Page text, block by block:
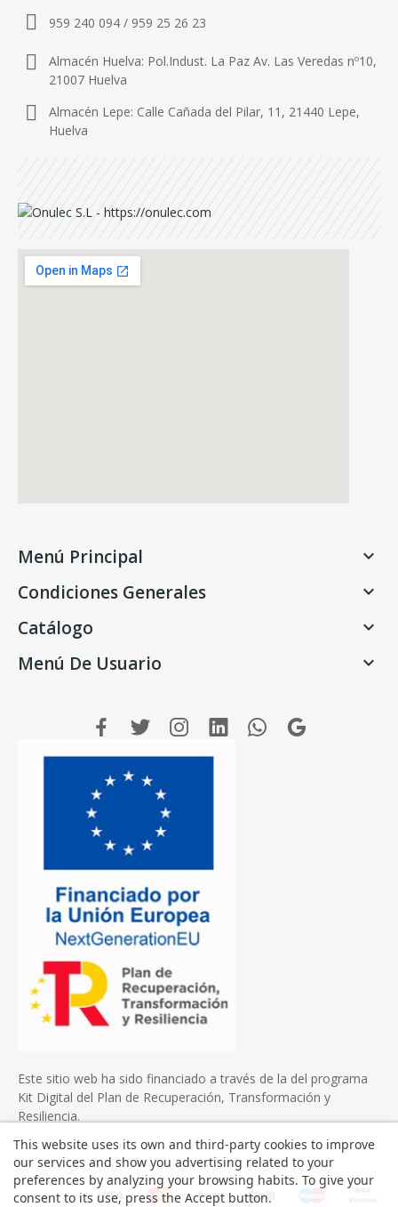
959 240 094 / 959 25 26 23
Almacén Huelva: Pol.Indust. La Paz Av. Las Veredas nº10,
21007 Huelva
Almacén Lepe: Calle Cañada del Pilar, 11, 21440 Lepe,
Huelva
Menú Principal 
Condiciones Generales 
Catálogo 
Menú De Usuario 
Este sitio web ha sido financiado a través de la del programa
Kit Digital del Plan de Recuperación, Transformación y
Resiliencia.
This website uses its own and third-party cookies to improve
our services and show you advertising related to your
preferences by analyzing your browsing habits. To give your
consent to its use, press the Accept button.